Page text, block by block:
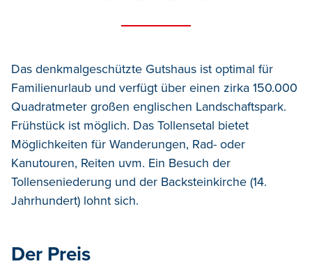
Das denkmalgeschützte Gutshaus ist optimal für
Familienurlaub und verfügt über einen zirka 150.000
Quadratmeter großen englischen Landschaftspark.
Frühstück ist möglich. Das Tollensetal bietet
Möglichkeiten für Wanderungen, Rad- oder
Kanutouren, Reiten uvm. Ein Besuch der
Tollenseniederung und der Backsteinkirche (14.
Jahrhundert) lohnt sich.
Der Preis